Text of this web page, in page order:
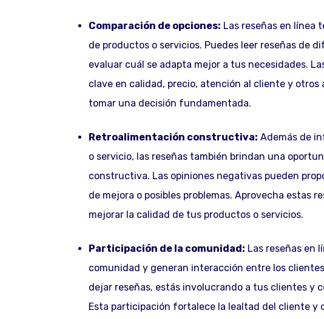
Comparación de opciones: Las reseñas en línea
de productos o servicios. Puedes leer reseñas de
evaluar cuál se adapta mejor a tus necesidades.
clave en calidad, precio, atención al cliente y
tomar una decisión fundamentada.
Retroalimentación constructiva: Además de
o servicio, las reseñas también brindan una
constructiva. Las opiniones negativas pueden
de mejora o posibles problemas. Aprovecha estas
mejorar la calidad de tus productos o servicios.
Participación de la comunidad: Las reseñas en
comunidad y generan interacción entre los
dejar reseñas, estás involucrando a tus clientes y
Esta participación fortalece la lealtad del cliente y